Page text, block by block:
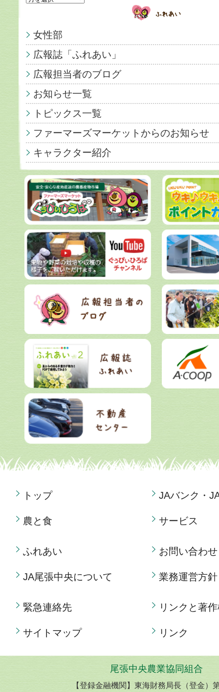
女性部
広報誌「ふれあい」
広報担当者のブログ
お知らせ一覧
トピックス一覧
ファーマーズマーケットからのお知らせ
キャラクター紹介
トップ
農と食
JAバンク・
サービス
ふれあい
JA尾張中央について
お問い合わせ
業務運営方針
緊急連絡先
サイトマップ
リンクと著
リンク
尾張中央農業協同組合
【登録金融機関】東海財務局長（登金）